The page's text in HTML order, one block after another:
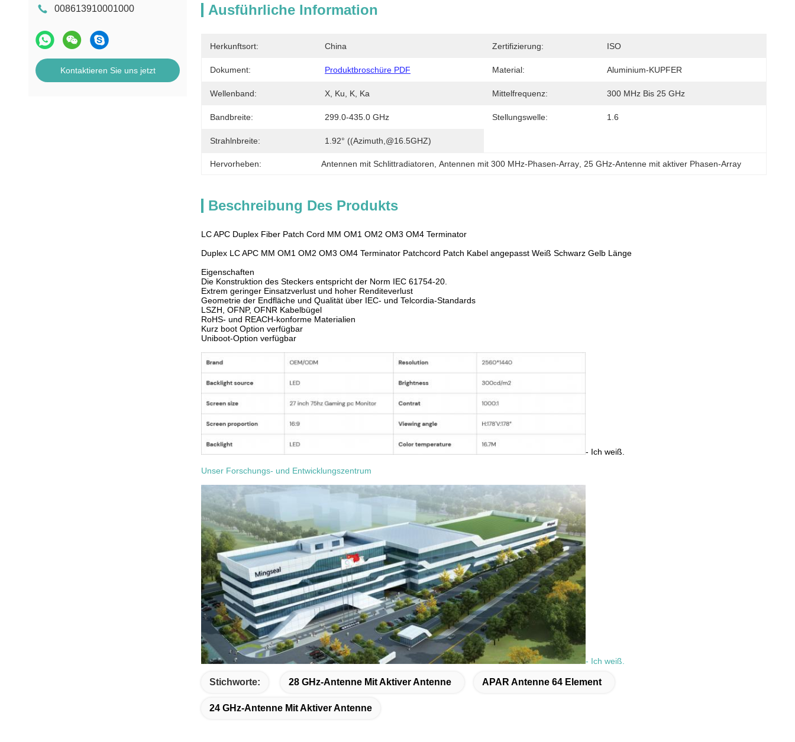
008613910001000
Kontaktieren Sie uns jetzt
Ausführliche Information
Herkunftsort: China Zertifizierung: ISO
Dokument: Produktbroschüre PDF Material: Aluminium-KUPFER
Wellenband: X, Ku, K, Ka Mittelfrequenz: 300 MHz Bis 25 GHz
Bandbreite: 299.0-435.0 GHz Stellungswelle: 1.6
Strahlnbreite: 1.92° ((Azimuth,@16.5GHZ)
Hervorheben: Antennen mit Schlittradiatoren , Antennen mit 300 MHz-Phasen-Array 25 GHz-Antenne mit aktiver Phasen-Array
Beschreibung Des Produkts
LC APC Duplex Fiber Patch Cord MM OM1 OM2 OM3 OM4 Terminator
Duplex LC APC MM OM1 OM2 OM3 OM4 Terminator Patchcord Patch Kabel angepasst Weiß Schwarz Gelb Länge
Eigenschaften
Die Konstruktion des Steckers entspricht der Norm IEC 61754-20.
Extrem geringer Einsatzverlust und hoher Renditeverlust
Geometrie der Endfläche und Qualität über IEC- und Telcordia-Standards
LSZH, OFNP, OFNR Kabelbügel
RoHS- und REACH-konforme Materialien
Kurz boot Option verfügbar
Uniboot-Option verfügbar
- Ich weiß.
Unser Forschungs- und Entwicklungszentrum
- Ich weiß.
Stichworte: 28 GHz-Antenne Mit Aktiver Antenne APAR Antenne 64 Element
24 GHz-Antenne Mit Aktiver Antenne